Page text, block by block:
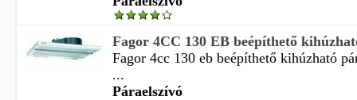
Fagor 4CC 130 EB beépíthető
Fagor 4cc 130 eb beépíthető kihúzható
...
Páraelszívó